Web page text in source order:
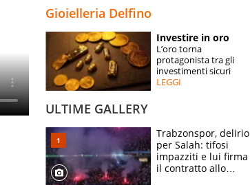
SPECIALI
ESPERTI
Gioielleria Delfino
Investire in oro
L’oro torna
protagonista tra gli
investimenti sicuri
LEGGI
ULTIME GALLERY
Trabzonspor, delirio
per Salah: tifosi
impazziti e lui firma
il contratto allo